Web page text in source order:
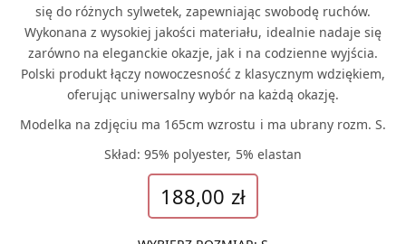
się do różnych sylwetek, zapewniając swobodę ruchów.
Wykonana z wysokiej jakości materiału, idealnie nadaje się
zarówno na eleganckie okazje, jak i na codzienne wyjścia.
Polski produkt łączy nowoczesność z klasycznym wdziękiem,
oferując uniwersalny wybór na każdą okazję.
Modelka na zdjęciu ma 165cm wzrostu i ma ubrany rozm. S.
Skład: 95% polyester, 5% elastan
188,00 zł